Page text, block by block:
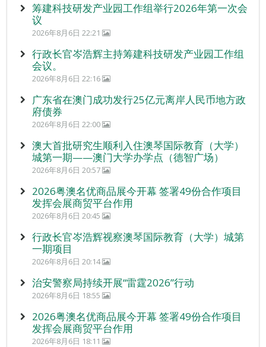
筹建科技研发产业园工作组举行2026年第一次会
议
2026年8月6日 22:21
行政长官岑浩辉主持筹建科技研发产业园工作组
会议。
2026年8月6日 22:16
广东省在澳门成功发行25亿元离岸人民币地方政
府债券
2026年8月6日 22:00
澳大首批研究生顺利入住澳琴国际教育（大学）
城第一期——澳门大学办学点（德智广场）
2026年8月6日 20:57
2026粤澳名优商品展今开幕 签署49份合作项目
发挥会展商贸平台作用
2026年8月6日 20:45
行政长官岑浩辉视察澳琴国际教育（大学）城第
一期项目
2026年8月6日 20:14
治安警察局持续开展“雷霆2026”行动
2026年8月6日 18:55
2026粤澳名优商品展今开幕 签署49份合作项目
发挥会展商贸平台作用
2026年8月6日 18:11